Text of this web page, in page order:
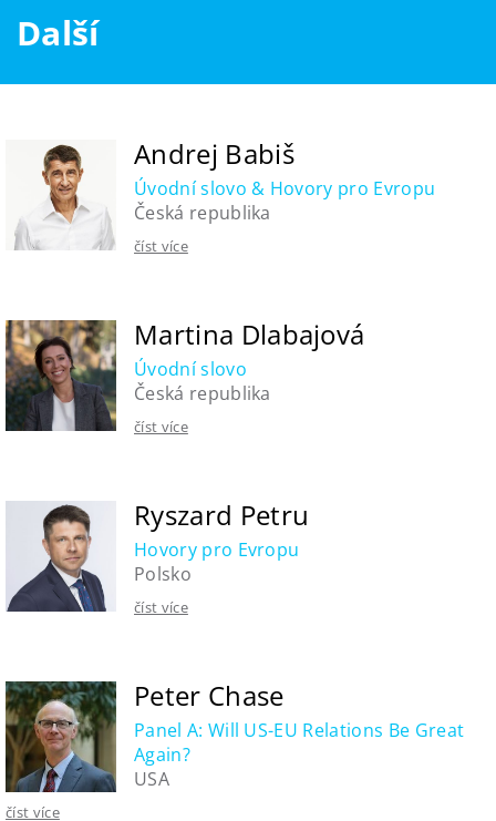
Další
Andrej Babiš
Úvodní slovo & Hovory pro Evropu
Česká republika
číst více
Martina Dlabajová
Úvodní slovo
Česká republika
číst více
Ryszard Petru
Hovory pro Evropu
Polsko
číst více
Peter Chase
Panel A: Will US-EU Relations Be Great
Again?
USA
číst více